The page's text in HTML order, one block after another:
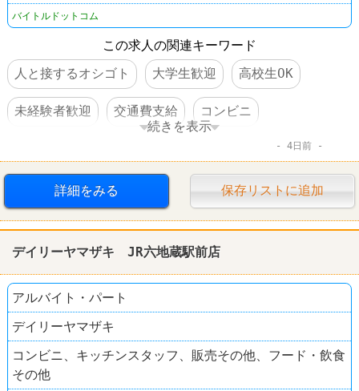
バイトルドットコム
この求人の関連キーワード
人と接するオシゴト
大学生歓迎 高校生OK
未経験者歓迎 交通費支給 コンビニ
続きを表示
4日前
詳細をみる 保存リストに追加
デイリーヤマザキ JR六地蔵駅前店
アルバイト・パート
デイリーヤマザキ
コンビニ、キッチンスタッフ、販売その他、フード・飲食
その他